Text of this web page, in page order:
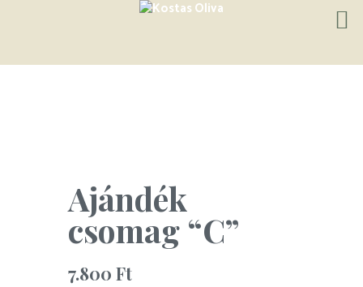
Ajándék
csomag “C”
7.800 Ft